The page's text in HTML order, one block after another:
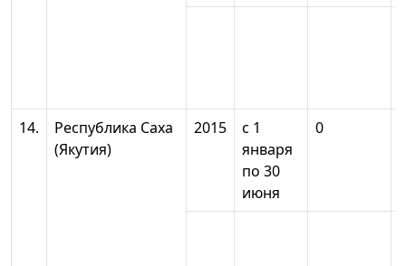
14.
Республика Саха
(Якутия)
2015
с 1
января
по 30
июня
0